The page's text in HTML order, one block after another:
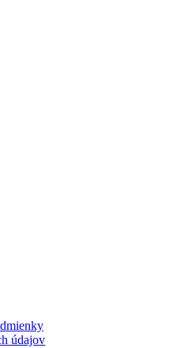
údajov